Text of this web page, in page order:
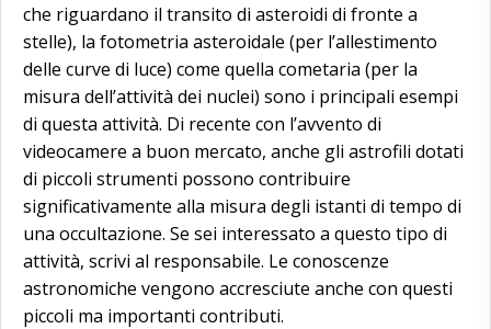
che riguardano il transito di asteroidi di fronte a
stelle), la fotometria asteroidale (per l’allestimento
delle curve di luce) come quella cometaria (per la
misura dell’attività dei nuclei) sono i principali esempi
di questa attività. Di recente con l’avvento di
videocamere a buon mercato, anche gli astrofili dotati
di piccoli strumenti possono contribuire
significativamente alla misura degli istanti di tempo di
una occultazione. Se sei interessato a questo tipo di
attività, scrivi al responsabile. Le conoscenze
astronomiche vengono accresciute anche con questi
piccoli ma importanti contributi.